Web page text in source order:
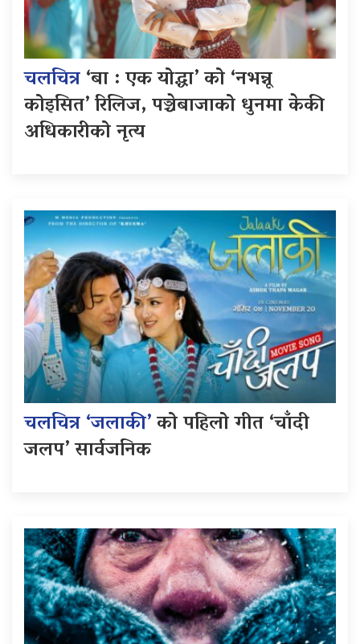
चलचित्र‘बा : एक योद्धा’ को ‘नभन्नू
कोइसित’ रिलिज, पञ्चेबाजाको धुनमा केकी
अधिकारीको नृत्य
चलचित्र ‘जलाकी’को पहिलो गीत ‘चाँदी
जलप’ सार्वजनिक